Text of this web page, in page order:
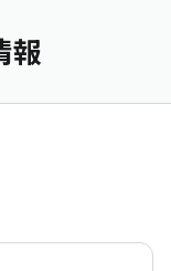
報